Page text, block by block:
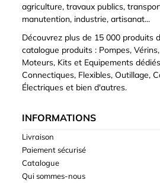
agriculture, travaux publics,
manutention, industrie, artisanat...
Découvrez plus de 15 000 produits
catalogue produits : Pompes,
Moteurs, Kits et Equipements
Connectiques, Flexibles, Outillage,
Électriques et bien d'autres.
INFORMATIONS
Livraison
Paiement sécurisé
Catalogue
Qui sommes-nous